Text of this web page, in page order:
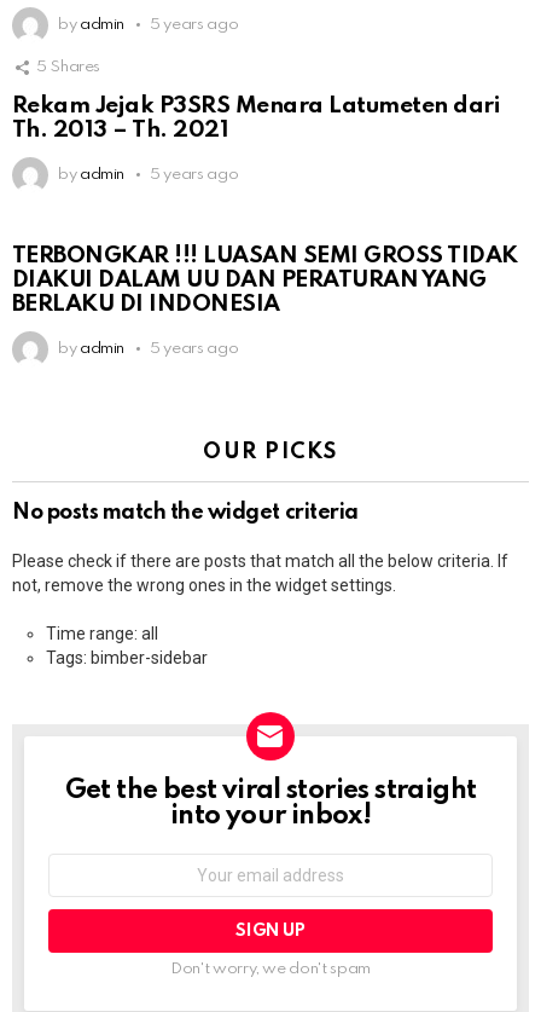
by admin 5 years ago
5 Shares
Rekam Jejak P3SRS Menara Latumeten dari
Th. 2013 – Th. 2021
by admin 5 years ago
TERBONGKAR !!! LUASAN SEMI GROSS TIDAK
DIAKUI DALAM UU DAN PERATURAN YANG
BERLAKU DI INDONESIA
by admin 5 years ago
OUR PICKS
No posts match the widget criteria
Please check if there are posts that match all the below criteria. If
not, remove the wrong ones in the widget settings.
Time range: all
Tags: bimber-sidebar
NEWSLETTER
Get the best viral stories straight
into your inbox!
Don't worry, we don't spam